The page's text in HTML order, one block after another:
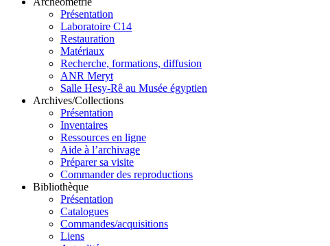
Présentation
Laboratoire C14
Restauration
Matériaux
Recherche, formations, diffusion
ANR Meryt
Salle Hesy-Rê au Musée égyptien
Archives/Collections
Présentation
Inventaires
Ressources en ligne
Aide à l’archivage
Préparer sa visite
Commander des reproductions
Bibliothèque
Présentation
Catalogues
Commandes/acquisitions
Liens